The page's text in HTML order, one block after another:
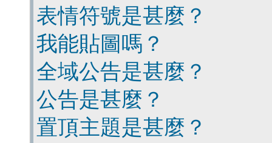
表情符號是甚麼？
我能貼圖嗎？
全域公告是甚麼？
公告是甚麼？
置頂主題是甚麼？